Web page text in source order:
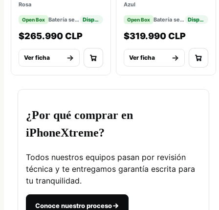
Rosa
Open Box Batería según ficha Disponible
$265.990 CLP
Ver ficha
Azul
Open Box Batería según ficha Disponible
$319.990 CLP
Ver ficha
¿Por qué comprar en
iPhoneXtreme?
Todos nuestros equipos pasan por revisión
técnica y te entregamos garantía escrita para
tu tranquilidad.
Conoce nuestro proceso